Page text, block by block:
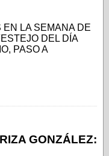
EN LA SEMANA DE
DEL DÍA
PASO A
GONZÁLEZ: